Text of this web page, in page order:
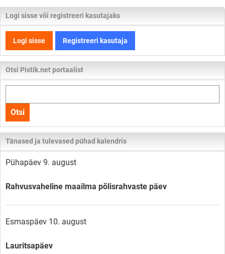
Logi sisse või registreeri kasutajaks
Logi sisse Registreeri kasutaja
Otsi Pistik.net portaalist
kogu
lehelt
Otsi
Tänased ja tulevased pühad kalendris
Pühapäev 9. august
Rahvusvaheline maailma põlisrahvaste päev
Esmaspäev 10. august
Lauritsapäev